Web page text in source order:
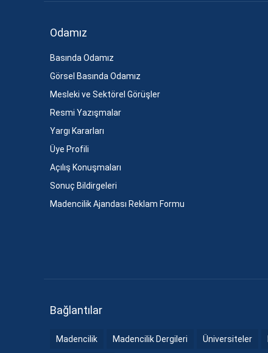
Odamız
Basında Odamız
Görsel Basında Odamız
Mesleki ve Sektörel Görüşler
Resmi Yazışmalar
Yargı Kararları
Üye Profili
Açılış Konuşmaları
Sonuç Bildirgeleri
Madencilik Ajandası Reklam Formu
Bağlantılar
Madencilik Madencilik Dergileri Üniversiteler